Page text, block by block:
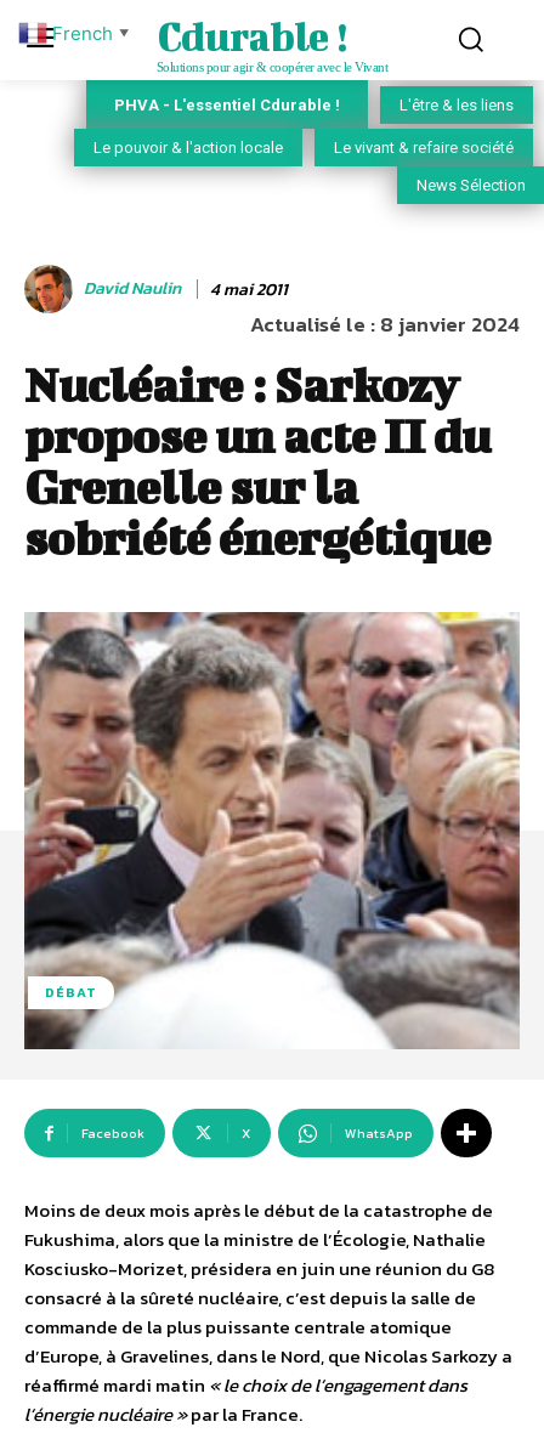
Cdurable !
Solutions pour agir & coopérer avec le Vivant
PHVA - L'essentiel Cdurable ! L'être & les liens
Le pouvoir & l'action locale Le vivant & refaire société
News Sélection
David Naulin 4 mai 2011
Actualisé le :8 janvier 2024
Nucléaire : Sarkozy
propose un acte II du
Grenelle sur la
sobriété énergétique
DÉBAT
Facebook X WhatsApp
Moins de deux mois après le début de la catastrophe de
Fukushima, alors que la ministre de l’Écologie, Nathalie
Kosciusko-Morizet, présidera en juin une réunion du G8
consacré à la sûreté nucléaire, c’est depuis la salle de
commande de la plus puissante centrale atomique
d’Europe, à Gravelines, dans le Nord, que Nicolas Sarkozy a
réaffirmé mardi matin « le choix de l’engagement dans
l’énergie nucléaire »par la France.
French ▼